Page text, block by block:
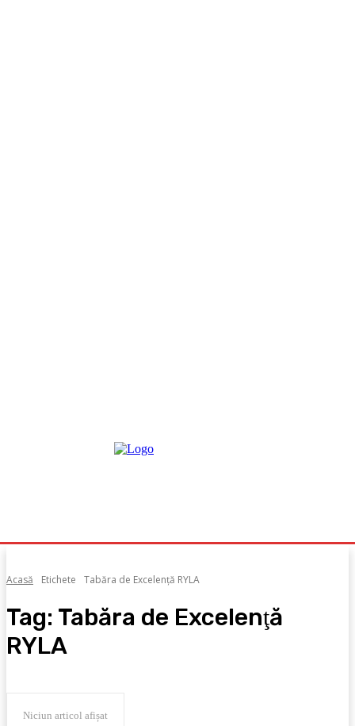
Acasă Etichete Tabăra de Excelenţă RYLA
Tag: Tabăra de Excelenţă
RYLA
Niciun articol afișat